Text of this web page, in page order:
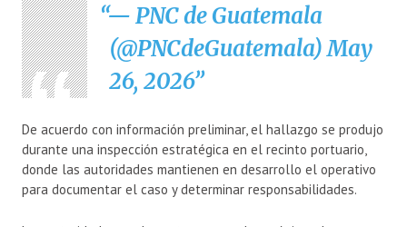
— PNC de Guatemala
(@PNCdeGuatemala)May
26, 2026
De acuerdo con información preliminar, el hallazgo se produjo
durante una inspección estratégica en el recinto portuario,
donde las autoridades mantienen en desarrollo el operativo
para documentar el caso y determinar responsabilidades.